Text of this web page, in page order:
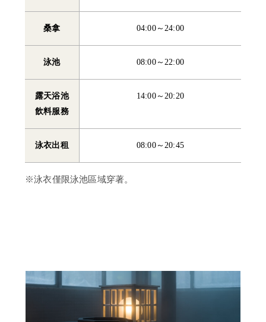
桑拿 04:00～24:00
泳池 08:00～22:00
露天浴池
飲料服務
14:00～20:20
泳衣出租 08:00～20:45
※泳衣僅限泳池區域穿著。